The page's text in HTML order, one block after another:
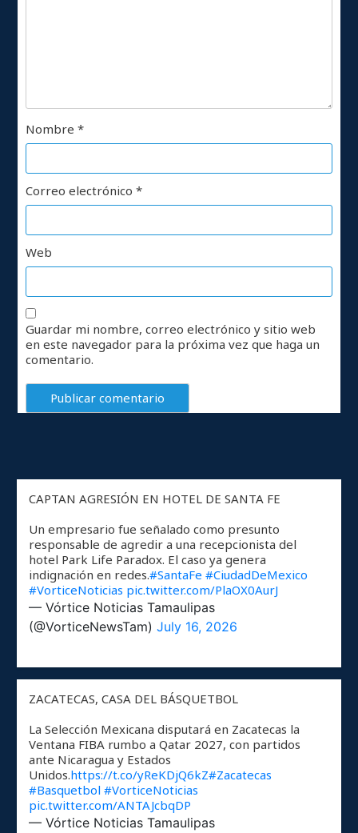
Nombre*
Correo electrónico*
Web
Guardar mi nombre, correo electrónico y sitio web
en este navegador para la próxima vez que haga un
comentario.
CAPTAN AGRESIÓN EN HOTEL DE SANTA FE
Un empresario fue señalado como presunto
responsable de agredir a una recepcionista del
hotel Park Life Paradox. El caso ya genera
indignación en redes.#SantaFe #CiudadDeMexico
#VorticeNoticias pic.twitter.com/PlaOX0AurJ
— Vórtice Noticias Tamaulipas
(@VorticeNewsTam)July 16, 2026
ZACATECAS, CASA DEL BÁSQUETBOL
La Selección Mexicana disputará en Zacatecas la
Ventana FIBA rumbo a Qatar 2027, con partidos
ante Nicaragua y Estados
Unidos.https://t.co/yReKDjQ6kZ#Zacatecas
#Basquetbol #VorticeNoticias
pic.twitter.com/ANTAJcbqDP
— Vórtice Noticias Tamaulipas